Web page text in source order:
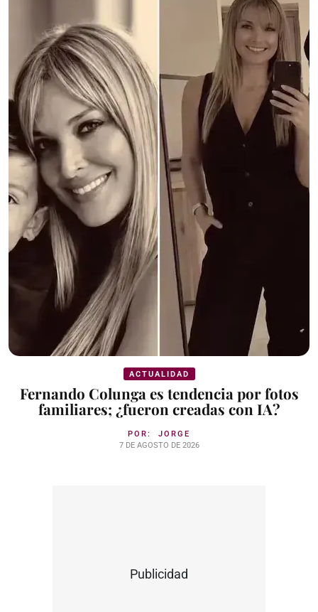
ACTUALIDAD
Fernando Colunga es tendencia por fotos
familiares; ¿fueron creadas con IA?
POR: JORGE
7 DE AGOSTO DE 2026
Publicidad